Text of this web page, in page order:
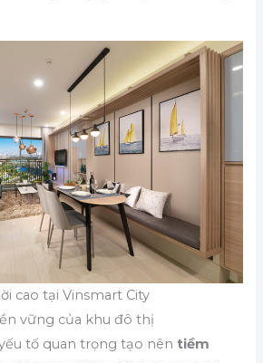
cao tại Vinsmart City
vững của khu đô thị
tố quan trọng tạo nêntiềm